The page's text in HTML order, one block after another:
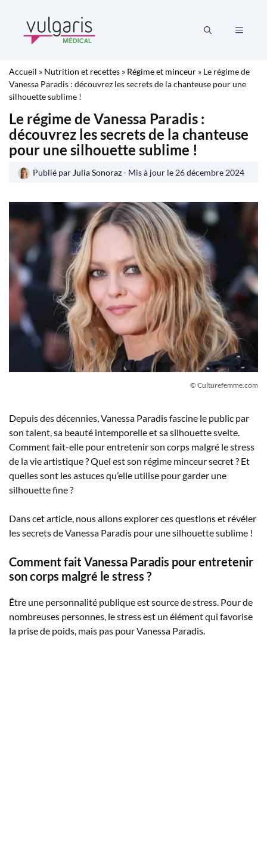
contenu
MENU
Accueil » Nutrition et recettes » Régime et minceur » Le régime de
Vanessa Paradis : découvrez les secrets de la chanteuse pour une
silhouette sublime !
Le régime de Vanessa Paradis :
découvrez les secrets de la chanteuse
pour une silhouette sublime !
Publié par Julia Sonoraz- Mis à jour le 26 décembre 2024
© Culturefemme.com
Depuis des décennies, Vanessa Paradis fascine le public par
son talent, sa beauté intemporelle et sa silhouette svelte.
Comment fait-elle pour entretenir son corps malgré le stress
de la vie artistique ? Quel est son régime minceur secret ? Et
quelles sont les astuces qu’elle utilise pour garder une
silhouette fine ?
Dans cet article, nous allons explorer ces questions et révéler
les secrets de Vanessa Paradis pour une silhouette sublime !
Comment fait Vanessa Paradis pour entretenir
son corps malgré le stress ?
Être une personnalité publique est source de stress. Pour de
nombreuses personnes, le stress est un élément qui favorise
la prise de poids, mais pas pour Vanessa Paradis.